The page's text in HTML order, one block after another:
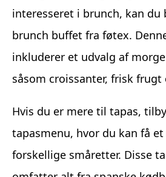
interesseret i brunch, kan
brunch buffet fra føtex.
inkluderer et udvalg af
såsom croissanter, frisk
Hvis du er mere til tapas,
tapasmenu, hvor du kan få
forskellige småretter. Disse